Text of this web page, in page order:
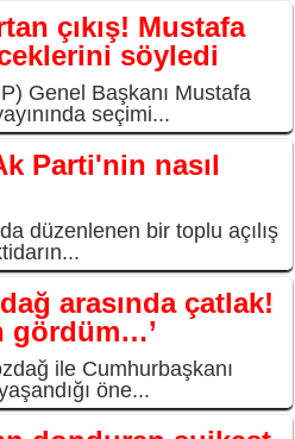
çıkış! Mustafa
söyledi
Genel Başkanı Mustafa
seçimi...
Parti'nin nasıl
düzenlenen bir toplu açılış
arasında çatlak!
gördüm…’
ile Cumhurbaşkanı
öne...